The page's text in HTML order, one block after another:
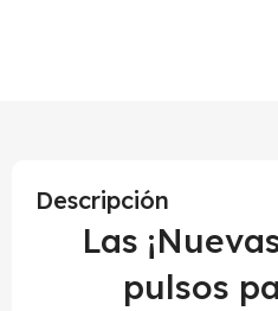
Descripción
Las
pulsos